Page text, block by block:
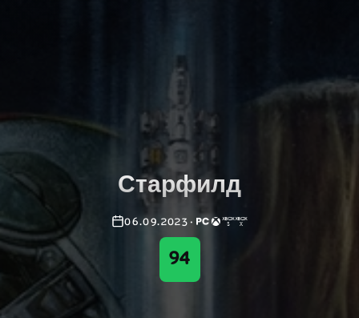
Старфилд
06.09.2023 ·
94